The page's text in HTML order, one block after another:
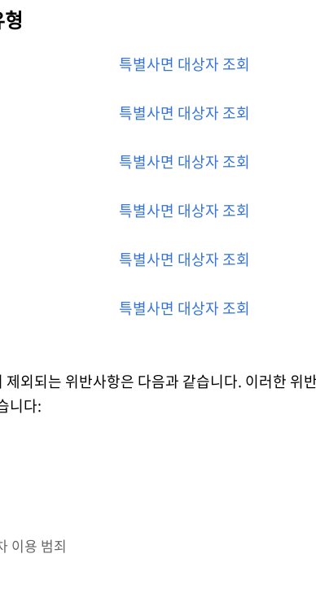
특별사면 대상자 조회
특별사면 대상자 조회
특별사면 대상자 조회
특별사면 대상자 조회
특별사면 대상자 조회
특별사면 대상자 조회
제외되는 위반사항은 다음과 같습니다. 이러한 위
니다:
이용 범죄